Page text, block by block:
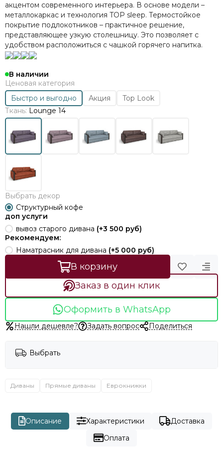
акцентом современного интерьера. В основе модели –
металлокаркас и технология TOP sleep. Термостойкое
покрытие подлокотников – практичное решение,
представляющее узкую столешницу. Это позволяет с
удобством расположиться с чашкой горячего напитка.
В наличии
Ценовая категория
Быстро и выгодно
Акция
Top Look
Ткань: Lounge 14
Выбрать декор
Структурный кофе
доп услуги
вывоз старого дивана (+3 500 руб)
Рекомендуем:
Наматрасник для дивана (+5 000 руб)
В корзину
Заказ в один клик
Оформить в WhatsApp
Нашли дешевле? Задать вопрос Поделиться
Выбрать
Диваны Прямые диваны Еврокнижки
Описание Характеристики
Доставка
Оплата